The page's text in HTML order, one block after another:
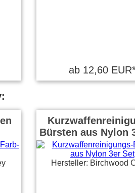
ab 12,60
Bürsten aus Nylon
Hersteller: Birchwood